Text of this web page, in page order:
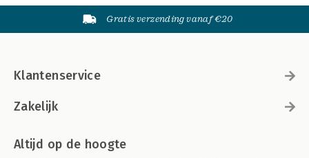
Gratis verzending vanaf €20
Klantenservice
Zakelijk
Altijd op de hoogte